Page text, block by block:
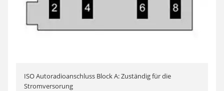
ISO Autoradioanschluss Block A: Zuständig für die
Stromversorung